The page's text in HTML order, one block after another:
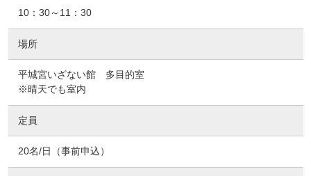
10：30～11：30
場所
平城宮いざない館 多目的室
※晴天でも室内
定員
20名/日（事前申込）